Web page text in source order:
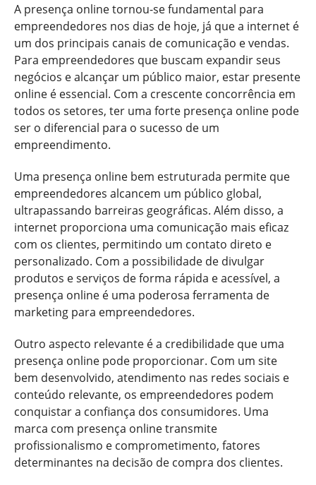
A presença online tornou-se fundamental para
empreendedores nos dias de hoje, já que a internet é
um dos principais canais de comunicação e vendas.
Para empreendedores que buscam expandir seus
negócios e alcançar um público maior, estar presente
online é essencial. Com a crescente concorrência em
todos os setores, ter uma forte presença online pode
ser o diferencial para o sucesso de um
empreendimento.
Uma presença online bem estruturada permite que
empreendedores alcancem um público global,
ultrapassando barreiras geográficas. Além disso, a
internet proporciona uma comunicação mais eficaz
com os clientes, permitindo um contato direto e
personalizado. Com a possibilidade de divulgar
produtos e serviços de forma rápida e acessível, a
presença online é uma poderosa ferramenta de
marketing para empreendedores.
Outro aspecto relevante é a credibilidade que uma
presença online pode proporcionar. Com um site
bem desenvolvido, atendimento nas redes sociais e
conteúdo relevante, os empreendedores podem
conquistar a confiança dos consumidores. Uma
marca com presença online transmite
profissionalismo e comprometimento, fatores
determinantes na decisão de compra dos clientes.